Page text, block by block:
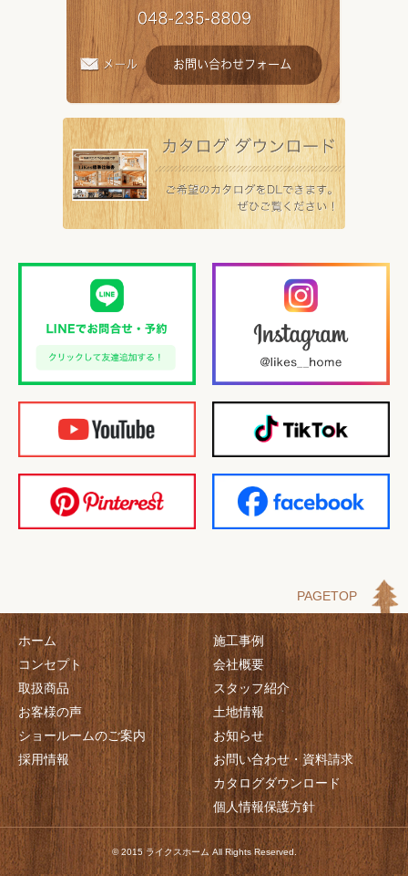
PAGETOP
ホーム
コンセプト
取扱商品
お客様の声
ショールームのご案内
採用情報
施工事例
会社概要
スタッフ紹介
土地情報
お知らせ
お問い合わせ・資料請求
カタログダウンロード
個人情報保護方針
© 2015 ライクスホーム All Rights Reserved.